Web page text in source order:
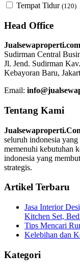
Tempat Tidur (120)
Head Office
Jualsewaproperti.com
Sudirman Central
Jl. Jend. Sudirman
Kebayoran Baru,
Email:
Tentang Kami
seluruh indonesia
memenuhi kebutuhan
indonesia yang
strategis.
Artikel Terbaru
Jasa Interior
Kitchen Set,
Tips Mencari
Kelebihan dan
Kategori